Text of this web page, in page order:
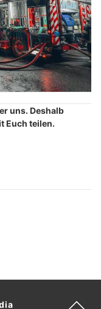
uns. Deshalb
Euch teilen.